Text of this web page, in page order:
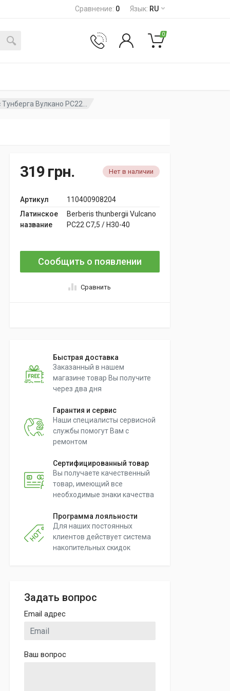
Сравнение: 0 Язык: RU
0
Вулкано PC22...
319 грн. Нет в наличии
Артикул
110400908204
Латинское
название
Berberis thunbergii Vulcano
PC22 C7,5 / H30-40
Сообщить о появлении
Сравнить
Быстрая доставка
Заказанный в нашем
магазине товар Вы получите
через два дня
Гарантия и сервис
Наши специалисты сервисной
службы помогут Вам с
ремонтом
Сертифицированный товар
Вы получаете качественный
товар, имеющий все
необходимые знаки качества
Программа лояльности
Для наших постоянных
клиентов действует система
накопительных скидок
Задать вопрос
Email адрес
Ваш вопрос